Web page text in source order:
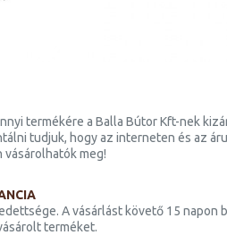
termékére a Balla Bútor Kft-nek
tudjuk, hogy az interneten és az
vásárolhatók meg!
A vásárlást követő 15 napon
terméket.